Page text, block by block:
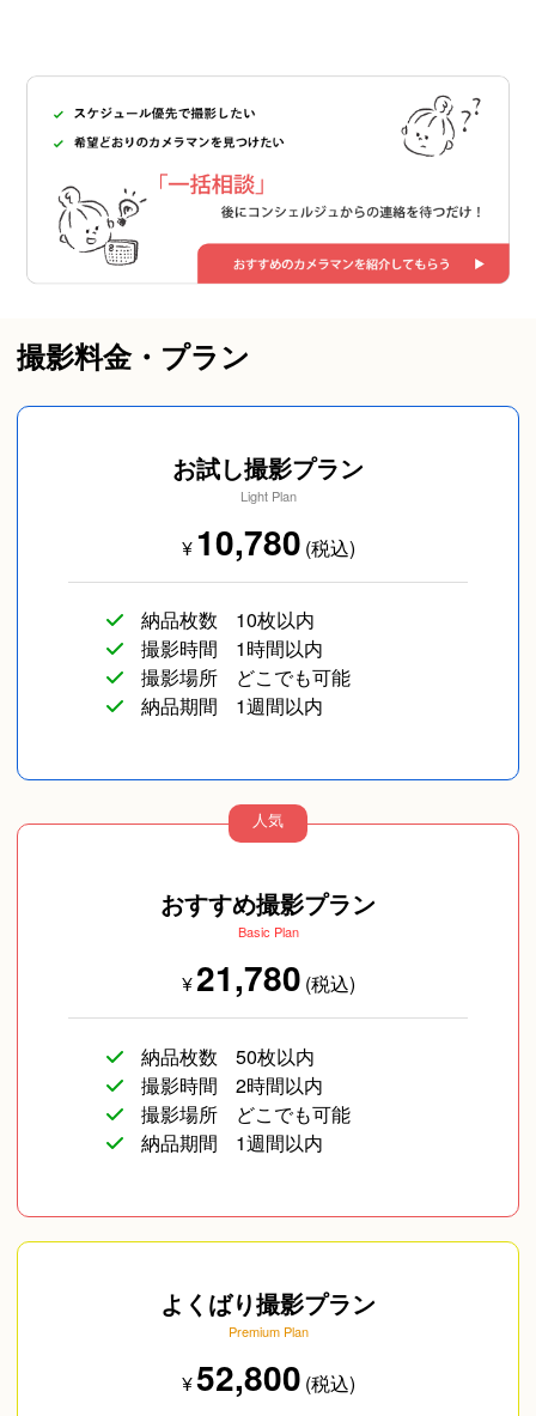
撮影料金・プラン
お試し撮影プラン
Light Plan
¥10,780 (税込)
納品枚数
10枚以内
撮影時間
1時間以内
撮影場所
どこでも可能
納品期間
1週間以内
人気
おすすめ撮影プラン
Basic Plan
¥21,780 (税込)
納品枚数
50枚以内
撮影時間
2時間以内
撮影場所
どこでも可能
納品期間
1週間以内
よくばり撮影プラン
Premium Plan
¥52,800 (税込)